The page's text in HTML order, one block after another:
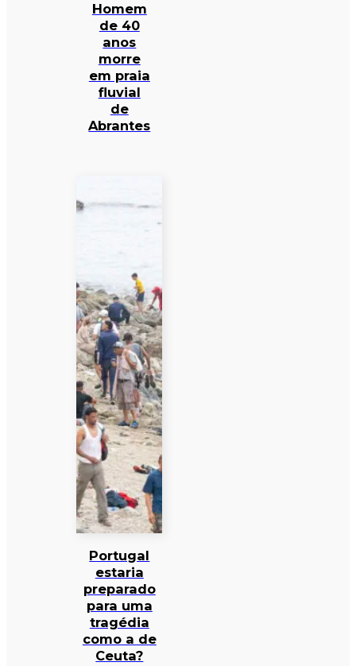
Homem
de 40
anos
morre
em praia
fluvial
de
Abrantes
Portugal
estaria
preparado
para uma
tragédia
como a de
Ceuta?